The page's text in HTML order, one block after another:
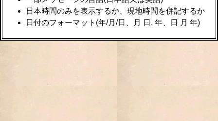
日本時間のみを表示するか、現地時間を併記するか
日付のフォーマット(年/月/日、月 日, 年、日 月 年)